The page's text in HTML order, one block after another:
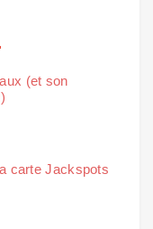
(et son
carte Jackspots